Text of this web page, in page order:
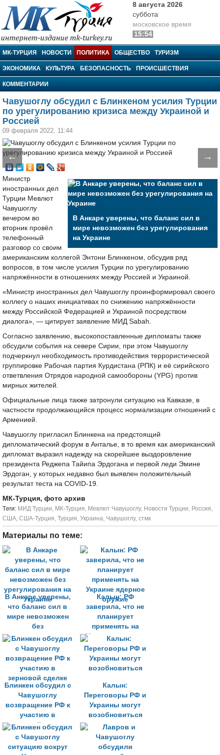
МК-Турция
8 августа 2026
суббота
московское время
15:54
МК-ТУРЦИЯ НОВОСТИ ПОЛИТИКА ОБЩЕСТВО ТУРИЗМ
ЭКОНОМИКА КУЛЬТУРА БЕЗОПАСНОСТЬ ПРОИСШЕСТВИЯ
КОММЕНТАРИИ
Чавушоглу обсудил с Блинкеном усилия Турции
по урегулированию кризиса между Украиной и
Россией
09 февраля 2022, 11:44
← →
В Анкаре уверены, что баланс сил в
мире невозможен без урегулирования
на Украине
Министр
иностранных дел
Турции Мевлют
Чавушоглу
вечером во
вторник провёл
телефонный
разговор со своим
американским коллегой Энтони Блинкеном, обсудив ряд
вопросов, в том числе усилия Турции по урегулированию
напряжённости в отношениях между Россией и Украиной.
«Министр иностранных дел Чавушоглу проинформировал своего
коллегу о наших инициативах по снижению напряжённости
между Российской Федерацией и Украиной посредством
диалога», — цитирует заявление МИД Sabah.
Согласно заявлению, высокопоставленные дипломаты также
обсудили события на севере Сирии, при этом Чавушоглу
подчеркнул необходимость противодействия террористической
группировке Рабочая партия Курдистана (РПК) и её сирийского
ответвления Отрядов народной самообороны (YPG) против
мирных жителей.
Официальные лица также затронули ситуацию на Кавказе, в
частности продолжающийся процесс нормализации отношений с
Арменией.
Чавушоглу пригласил Блинкена на предстоящий
дипломатический форум в Анталье, в то время как американский
дипломат выразил надежду на скорейшее выздоровление
президента Реджепа Тайипа Эрдогана и первой леди Эмине
Эрдоган, у которых недавно был выявлен положительный
результат теста на COVID-19.
МК-Турция, фото архив
Tеги: МИД Турции, МК-Турция, Мевлют Чавушоглу, Новости Турции, Россия,
США, США-Турция, Турция, Украина, Чавушоглу, стмк
Материалы по теме:
В Анкаре уверены,
что баланс сил в
мире невозможен
без
урегулирования на
Украине
Калын: РФ
заверила, что не
планирует
применять на
Украине ядерное
оружие
Блинкен обсудил с
Чавушоглу
возвращение РФ к
участию в
зерновой сделке
Калын:
Переговоры РФ и
Украины могут
возобновиться